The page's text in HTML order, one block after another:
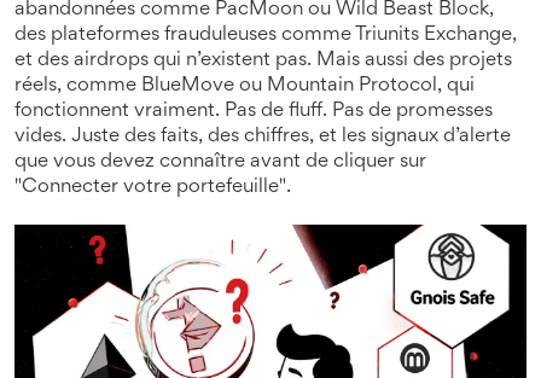
abandonnées comme PacMoon ou Wild Beast Block,
des plateformes frauduleuses comme Triunits Exchange,
et des airdrops qui n’existent pas. Mais aussi des projets
réels, comme BlueMove ou Mountain Protocol, qui
fonctionnent vraiment. Pas de fluff. Pas de promesses
vides. Juste des faits, des chiffres, et les signaux d’alerte
que vous devez connaître avant de cliquer sur
"Connecter votre portefeuille".